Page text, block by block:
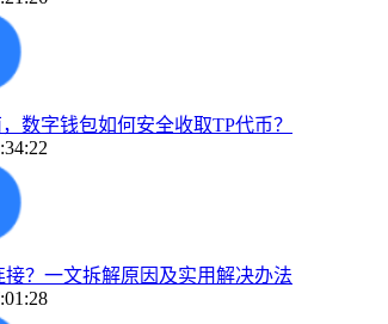
数字钱包如何安全收取TP代币？
接？一文拆解原因及实用解决办法